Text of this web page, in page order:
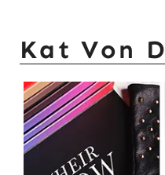
Kat Von D